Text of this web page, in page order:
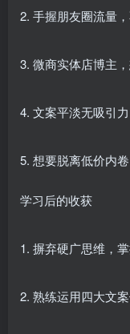
2. 手握朋友圈流量
3. 微商实体店博主
4. 文案平淡无吸引
5. 想要脱离低价内
学习后的收获
1. 摒弃硬广思维，
2. 熟练运用四大文